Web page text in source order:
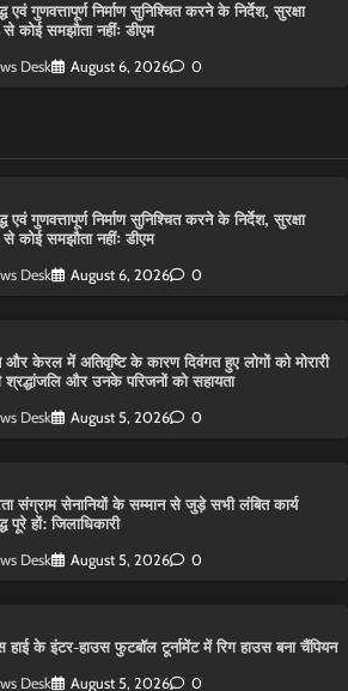
एवं गुणवत्तापूर्ण निर्माण सुनिश्चित करने के निर्देश, सुरक्षा
से कोई समझौता नहींः डीएम
Desk August 6, 2026 0
एवं गुणवत्तापूर्ण निर्माण सुनिश्चित करने के निर्देश, सुरक्षा
से कोई समझौता नहींः डीएम
Desk August 6, 2026 0
और केरल में अतिवृष्टि के कारण दिवंगत हुए लोगों को मोरारी
श्रद्धांजलि और उनके परिजनों को सहायता
Desk August 5, 2026 0
संग्राम सेनानियों के सम्मान से जुड़े सभी लंबित कार्य
पूरे हों: जिलाधिकारी
Desk August 5, 2026 0
के इंटर-हाउस फुटबॉल टूर्नामेंट में रिग हाउस बना चैंपियन
Desk August 5, 2026 0